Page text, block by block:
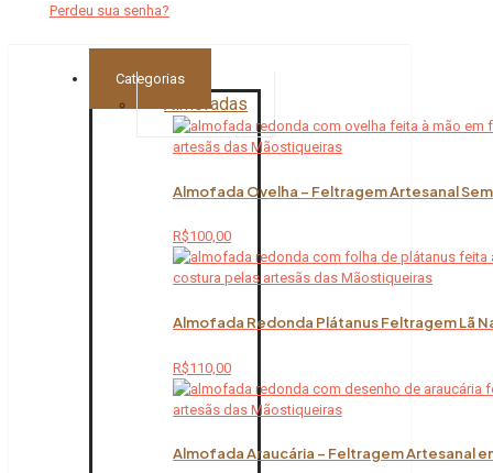
Perdeu sua senha?
Categorias
Almofadas
Almofada Ovelha – Feltragem Artesanal
R$100,00
Almofada Redonda Plátanus Feltragem Lã
R$110,00
Almofada Araucária – Feltragem Artesanal